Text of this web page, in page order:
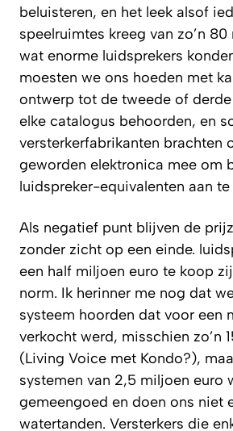
beluisteren, en het leek alsof
speelruimtes kreeg van zo’n
wat enorme luidsprekers
moesten we ons hoeden met
ontwerp tot de tweede of
elke catalogus behoorden, en
versterkerfabrikanten brachten
geworden elektronica mee om
luidspreker-equivalenten aan te
Als negatief punt blijven de
zonder zicht op een einde.
een half miljoen euro te koop
norm. Ik herinner me nog dat
systeem hoorden dat voor een
verkocht werd, misschien zo’n
(Living Voice met Kondo?),
systemen van 2,5 miljoen euro
gemeengoed en doen ons niet
watertanden. Versterkers die